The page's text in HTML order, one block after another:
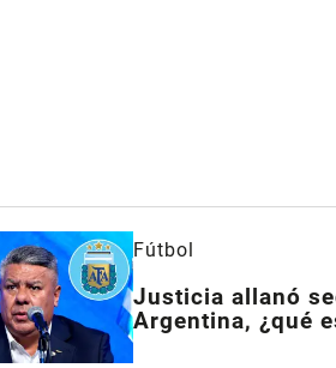
Fútbol
Justicia allanó
Argentina, ¿qué